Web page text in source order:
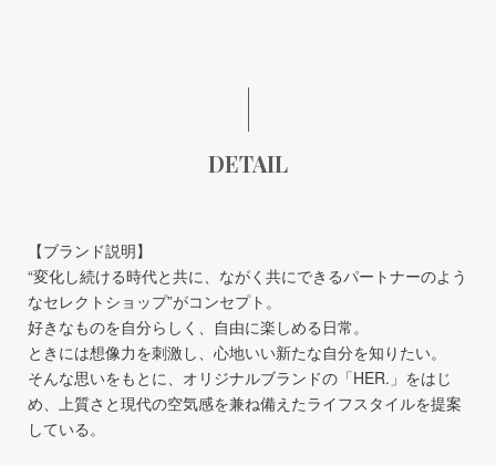
DETAIL
【ブランド説明】
“変化し続ける時代と共に、ながく共にできるパートナーのよう
なセレクトショップ”がコンセプト。
好きなものを自分らしく、自由に楽しめる日常。
ときには想像力を刺激し、心地いい新たな自分を知りたい。
そんな思いをもとに、オリジナルブランドの「HER.」をはじ
め、上質さと現代の空気感を兼ね備えたライフスタイルを提案
している。